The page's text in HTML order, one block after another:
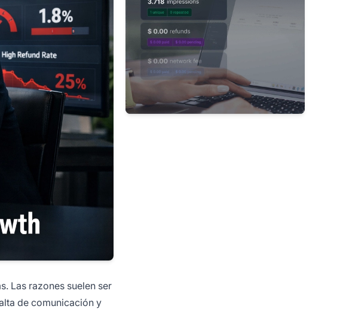
Las razones suelen ser
de comunicación y